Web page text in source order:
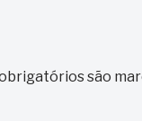
são